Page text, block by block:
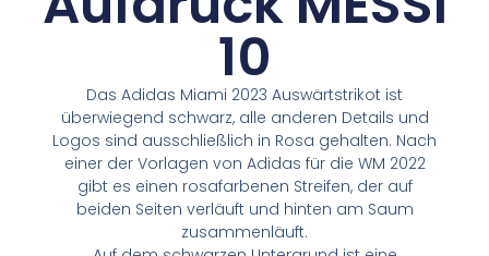
10
Das Adidas Miami 2023 Auswärtstrikot ist
überwiegend schwarz, alle anderen Details und
Logos sind ausschließlich in Rosa gehalten. Nach
einer der Vorlagen von Adidas für die WM 2022
gibt es einen rosafarbenen Streifen, der auf
beiden Seiten verläuft und hinten am Saum
zusammenläuft.